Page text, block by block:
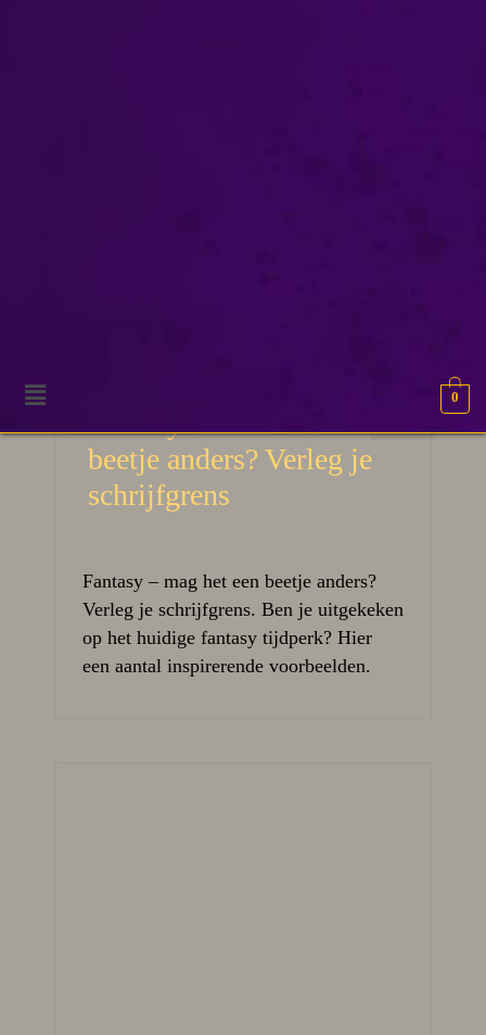
0
Fantasy – kan het een
beetje anders? Verleg je
schrijfgrens
Fantasy – mag het een beetje anders?
Verleg je schrijfgrens. Ben je uitgekeken
op het huidige fantasy tijdperk? Hier
een aantal inspirerende voorbeelden.